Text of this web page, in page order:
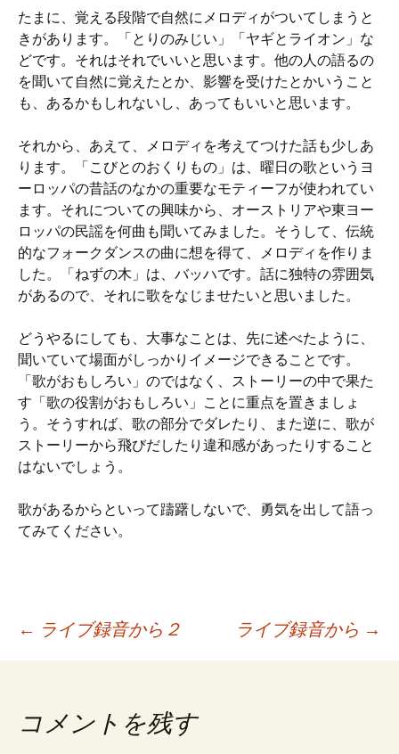
たまに、覚える段階で自然にメロディがついてしまうと
きがあります。「とりのみじい」「ヤギとライオン」な
どです。それはそれでいいと思います。他の人の語るの
を聞いて自然に覚えたとか、影響を受けたとかいうこと
も、あるかもしれないし、あってもいいと思います。
それから、あえて、メロディを考えてつけた話も少しあ
ります。「こびとのおくりもの」は、曜日の歌というヨ
ーロッパの昔話のなかの重要なモティーフが使われてい
ます。それについての興味から、オーストリアや東ヨー
ロッパの民謡を何曲も聞いてみました。そうして、伝統
的なフォークダンスの曲に想を得て、メロディを作りま
した。「ねずの木」は、バッハです。話に独特の雰囲気
があるので、それに歌をなじませたいと思いました。
どうやるにしても、大事なことは、先に述べたように、
聞いていて場面がしっかりイメージできることです。
「歌がおもしろい」のではなく、ストーリーの中で果た
す「歌の役割がおもしろい」ことに重点を置きましょ
う。そうすれば、歌の部分でダレたり、また逆に、歌が
ストーリーから飛びだしたり違和感があったりすること
はないでしょう。
歌があるからといって躊躇しないで、勇気を出して語っ
てみてください。
投
稿
← ライブ録音から２ ライブ録音から →
コメントを残す